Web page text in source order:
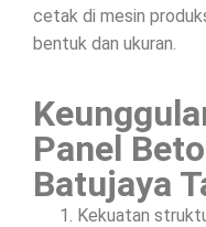
cetak di mesin
bentuk dan ukuran.
Panel
Batujaya
Kekuatan